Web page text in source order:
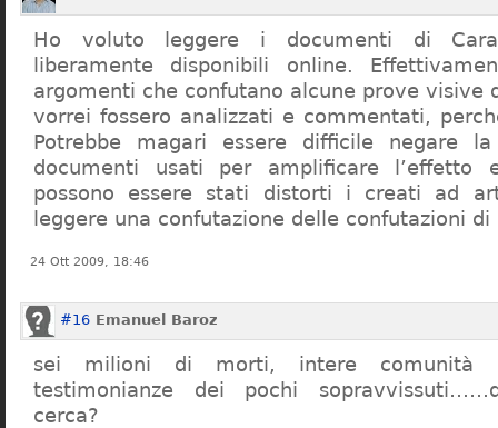
Ho voluto leggere i documenti di
liberamente disponibili online.
argomenti che confutano alcune prove visive
vorrei fossero analizzati e commentati,
Potrebbe magari essere difficile negare
documenti usati per amplificare l’effetto
possono essere stati distorti i creati ad
leggere una confutazione delle confutazioni di
24 Ott 2009, 18:46
#16 Emanuel Baroz
sei milioni di morti, intere comunità
testimonianze dei pochi
cerca?